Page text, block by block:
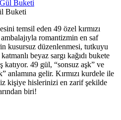
Buketi
temsil eden 49 özel kırmızı
romantizmin en saf
kusursuz düzenlenmesi, tutkuyu
beyaz sargı kağıdı bukete
49 gül, “sonsuz aşk” ve
anlamına gelir. Kırmızı kurdele ile
kişiye hislerinizi en zarif şekilde
biri!